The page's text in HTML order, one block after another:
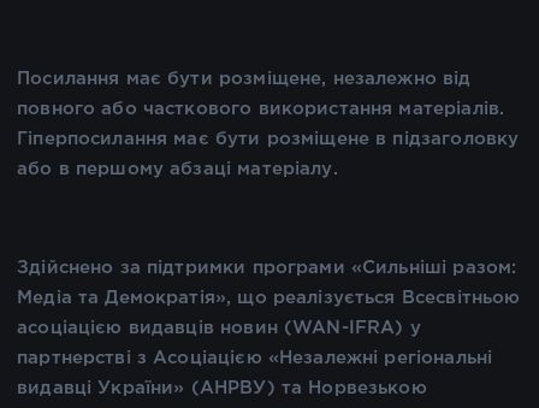
Посилання має бути розміщене, незалежно від
повного або часткового використання матеріалів.
Гіперпосилання має бути розміщене в підзаголовку
або в першому абзаці матеріалу.
Здійснено за підтримки програми «Сильніші разом:
Медіа та Демократія», що реалізується Всесвітньою
асоціацією видавців новин (WAN-IFRA) у
партнерстві з Асоціацією «Незалежні регіональні
видавці України» (АНРВУ) та Норвезькою